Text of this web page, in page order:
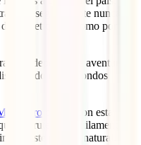
que seguramente nunca
esta etiqueta, como por
para deportes de aventura,
de los fondos
cuenta con esta
disfrutes tranquilamente
en este paraíso natural.